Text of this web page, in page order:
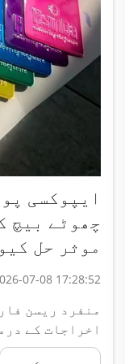
ایپوکسی
چھوٹے بیچ
موثر حل
07-08 17:28:52
منفرد ریسن
اخراجات کے
بیچ کے دھاتی